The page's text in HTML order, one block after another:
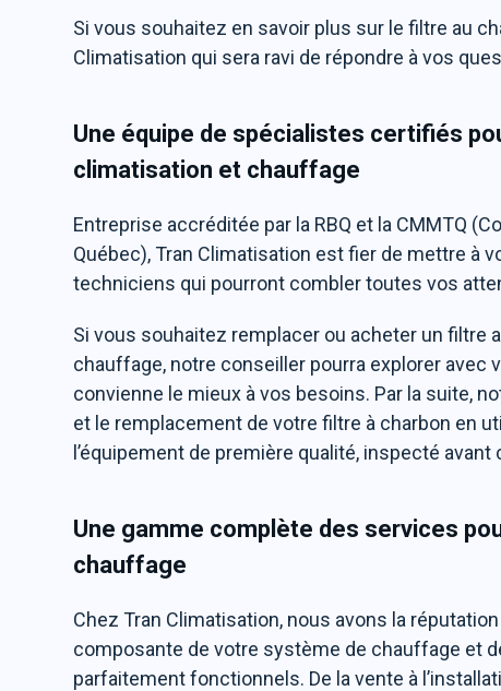
Si vous souhaitez en savoir plus sur le filtre au
Climatisation qui sera ravi de répondre à vos
Une équipe de spécialistes certifiés
climatisation et chauffage
Entreprise accréditée par la RBQ et la CMMTQ
Québec), Tran Climatisation est fier de mettre à
techniciens qui pourront combler toutes vos
Si vous souhaitez remplacer ou acheter un filtre
chauffage, notre conseiller pourra explorer
convienne le mieux à vos besoins. Par la suite,
et le remplacement de votre filtre à charbon en
l’équipement de première qualité, inspecté
Une gamme complète des services
chauffage
Chez Tran Climatisation, nous avons la
composante de votre système de chauffage et
parfaitement fonctionnels. De la vente à